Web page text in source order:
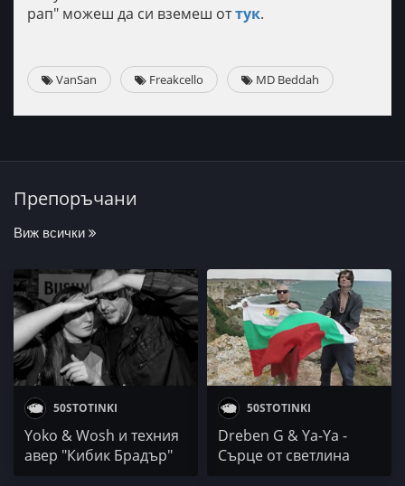
рап" можеш да си вземеш оттук.
VanSan Freakcello MD Beddah
Препоръчани
Виж всички
50STOTINKI
Yoko & Wosh и техния
авер "Кибик Брадър"
50STOTINKI
Dreben G & Ya-Ya -
Сърце от светлина